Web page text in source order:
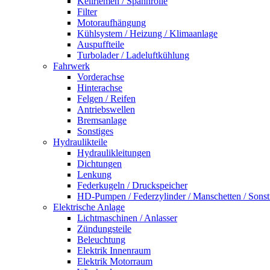
Filter
Motoraufhängung
Kühlsystem / Heizung / Klimaanlage
Auspuffteile
Turbolader / Ladeluftkühlung
Fahrwerk
Vorderachse
Hinterachse
Felgen / Reifen
Antriebswellen
Bremsanlage
Sonstiges
Hydraulikteile
Hydraulikleitungen
Dichtungen
Lenkung
Federkugeln / Druckspeicher
HD-Pumpen / Federzylinder / Manschetten /
Elektrische Anlage
Lichtmaschinen / Anlasser
Zündungsteile
Beleuchtung
Elektrik Innenraum
Elektrik Motorraum